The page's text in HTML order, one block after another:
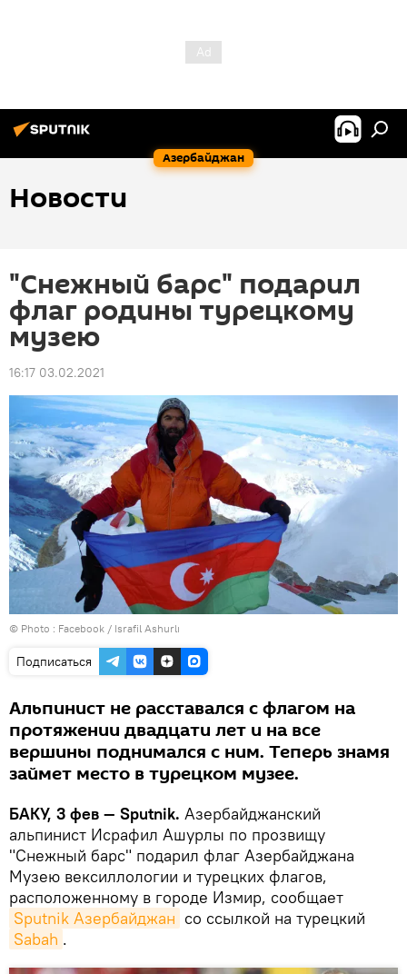
Азербайджан
Новости
"Снежный барс" подарил
флаг родины турецкому
музею
16:17 03.02.2021
© Photo : Facebook / Israfil Ashurlı
Подписаться
Альпинист не расставался с флагом на
протяжении двадцати лет и на все
вершины поднимался с ним. Теперь знамя
займет место в турецком музее.
БАКУ, 3 фев — Sputnik. Азербайджанский
альпинист Исрафил Ашурлы по прозвищу
"Снежный барс" подарил флаг Азербайджана
Музею вексиллологии и турецких флагов,
расположенному в городе Измир, сообщает
Sputnik Азербайджан со ссылкой на турецкий
Sabah .